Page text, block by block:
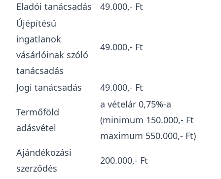
Eladói tanácsadás
49.000,- Ft
Újépítésű
ingatlanok
vásárlóinak szóló
tanácsadás
49.000,- Ft
Jogi tanácsadás 49.000,- Ft
Termőföld
adásvétel
a vételár 0,75%-a
(minimum 150.000,- Ft
maximum 550.000,- Ft)
Ajándékozási
szerződés
200.000,- Ft